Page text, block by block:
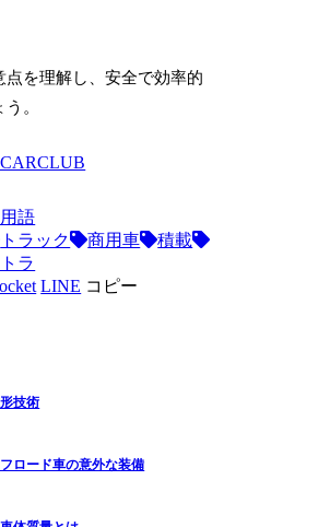
を理解し、安全で効率的
。
語
トラック 商用車
積載
ラ
LINE コピー
技術
ロード車の意外な装備